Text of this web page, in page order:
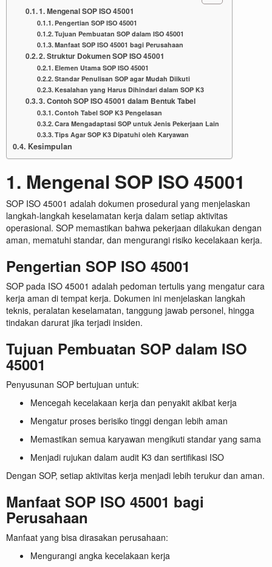
1. Mengenal SOP ISO 45001
Pengertian SOP ISO 45001
Tujuan Pembuatan SOP dalam ISO 45001
Manfaat SOP ISO 45001 bagi Perusahaan
2. Struktur Dokumen SOP ISO 45001
Elemen Utama SOP ISO 45001
Standar Penulisan SOP agar Mudah Diikuti
Kesalahan yang Harus Dihindari dalam SOP K3
3. Contoh SOP ISO 45001 dalam Bentuk Tabel
Contoh Tabel SOP K3 Pengelasan
Cara Mengadaptasi SOP untuk Jenis Pekerjaan Lain
Tips Agar SOP K3 Dipatuhi oleh Karyawan
Kesimpulan
1. Mengenal SOP ISO 45001
SOP ISO 45001 adalah dokumen prosedural yang menjelaskan
langkah-langkah keselamatan kerja dalam setiap aktivitas
operasional. SOP memastikan bahwa pekerjaan dilakukan dengan
aman, mematuhi standar, dan mengurangi risiko kecelakaan kerja.
Pengertian SOP ISO 45001
SOP pada ISO 45001 adalah pedoman tertulis yang mengatur cara
kerja aman di tempat kerja. Dokumen ini menjelaskan langkah
teknis, peralatan keselamatan, tanggung jawab personel, hingga
tindakan darurat jika terjadi insiden.
Tujuan Pembuatan SOP dalam ISO
45001
Penyusunan SOP bertujuan untuk:
Mencegah kecelakaan kerja dan penyakit akibat kerja
Mengatur proses berisiko tinggi dengan lebih aman
Memastikan semua karyawan mengikuti standar yang sama
Menjadi rujukan dalam audit K3 dan sertifikasi ISO
Dengan SOP, setiap aktivitas kerja menjadi lebih terukur dan aman.
Manfaat SOP ISO 45001 bagi
Perusahaan
Manfaat yang bisa dirasakan perusahaan:
Mengurangi angka kecelakaan kerja